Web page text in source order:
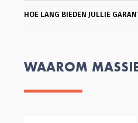
HOE LANG BIEDEN JULLIE
WAAROM